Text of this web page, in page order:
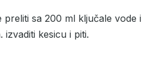
sa 200 ml ključale vode i
izvaditi kesicu i piti.